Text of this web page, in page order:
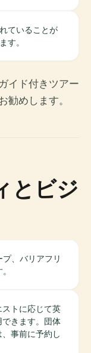
ていることが
す。
イド付きツアー
勧めします。
とビジ
、バリアフリ
トに応じて英
きます。団体
事前に予約し